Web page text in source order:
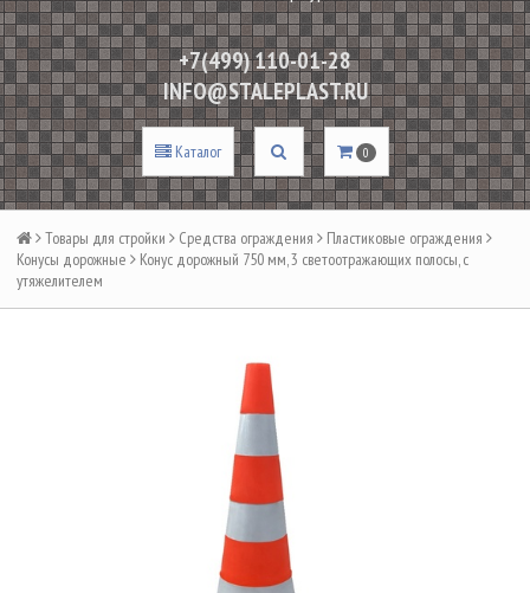
+7(499) 110-01-28
INFO@STALEPLAST.RU
Каталог 0
Товары для стройки Средства ограждения
Пластиковые ограждения
Конусы дорожные
Конус дорожный 750 мм, 3 светоотражающих полосы, с
утяжелителем